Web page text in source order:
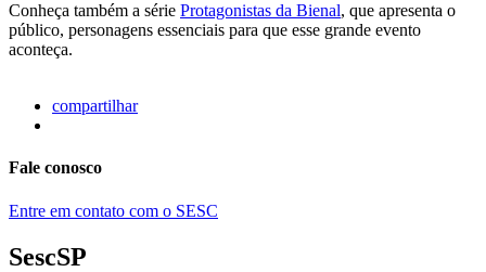
Conheça também a série Protagonistas da Bienal, que apresenta o
público, personagens essenciais para que esse grande evento
aconteça.
compartilhar
Fale conosco
Entre em contato com o SESC
SescSP